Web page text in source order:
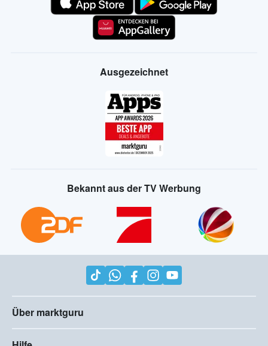
Ausgezeichnet
Bekannt aus der TV Werbung
Über marktguru